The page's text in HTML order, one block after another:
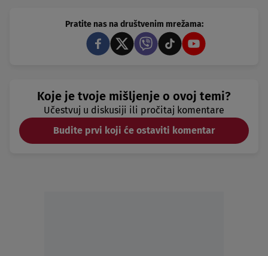
Pratite nas na društvenim mrežama:
Koje je tvoje mišljenje o ovoj temi?
Učestvuj u diskusiji ili pročitaj komentare
Budite prvi koji će ostaviti komentar